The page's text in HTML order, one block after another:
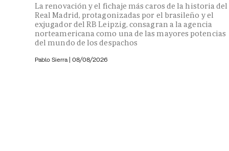
La renovación y el fichaje más caros de la historia del
Real Madrid, protagonizadas por el brasileño y el
exjugador del RB Leipzig, consagran a la agencia
norteamericana como una de las mayores potencias
del mundo de los despachos
Pablo Sierra | 08/08/2026